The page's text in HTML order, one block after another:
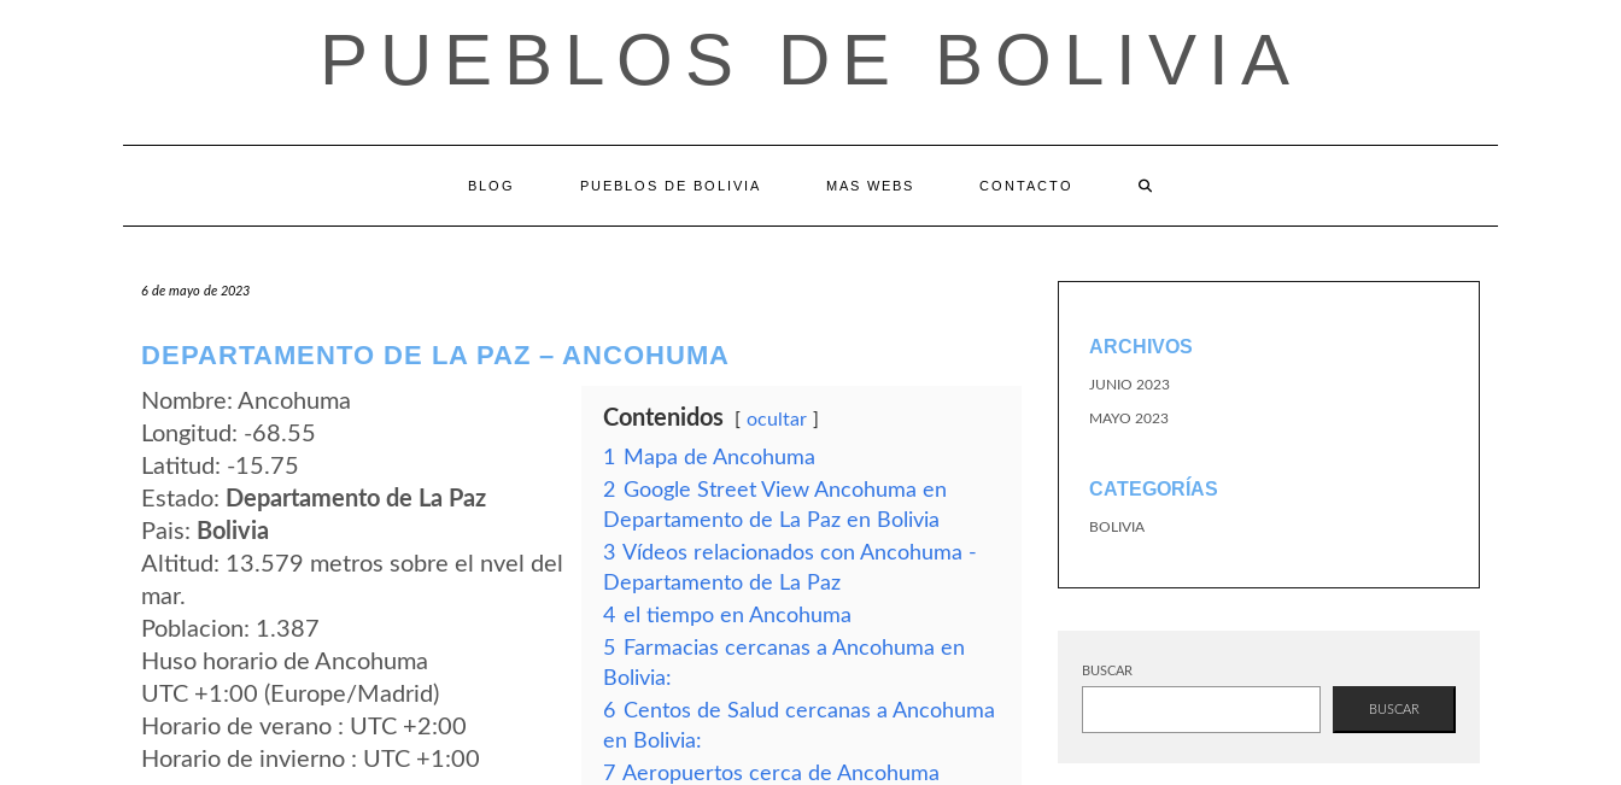
PUEBLOS DE BOLIVIA
BLOG PUEBLOS DE BOLIVIA MAS WEBS CONTACTO
6 de mayo de 2023
DEPARTAMENTO DE LA PAZ – ANCOHUMA
Nombre: Ancohuma
Longitud: -68.55
Latitud: -15.75
Estado: Departamento de La Paz
Pais: Bolivia
Altitud: 13.579 metros sobre el nvel del
mar.
Poblacion: 1.387
Huso horario de Ancohuma
UTC +1:00 (Europe/Madrid)
Horario de verano : UTC +2:00
Horario de invierno : UTC +1:00
Contenidos ocultar
1
Mapa de Ancohuma
2 Google Street View Ancohuma en
Departamento de La Paz en Bolivia
3 Vídeos relacionados con Ancohuma -
Departamento de La Paz
4 el tiempo en Ancohuma
5 Farmacias cercanas a Ancohuma en
Bolivia:
6 Centos de Salud cercanas a Ancohuma
en Bolivia:
7 Aeropuertos cerca de Ancohuma
ARCHIVOS
JUNIO 2023
MAYO 2023
CATEGORÍAS
BOLIVIA
BUSCAR
BUSCAR